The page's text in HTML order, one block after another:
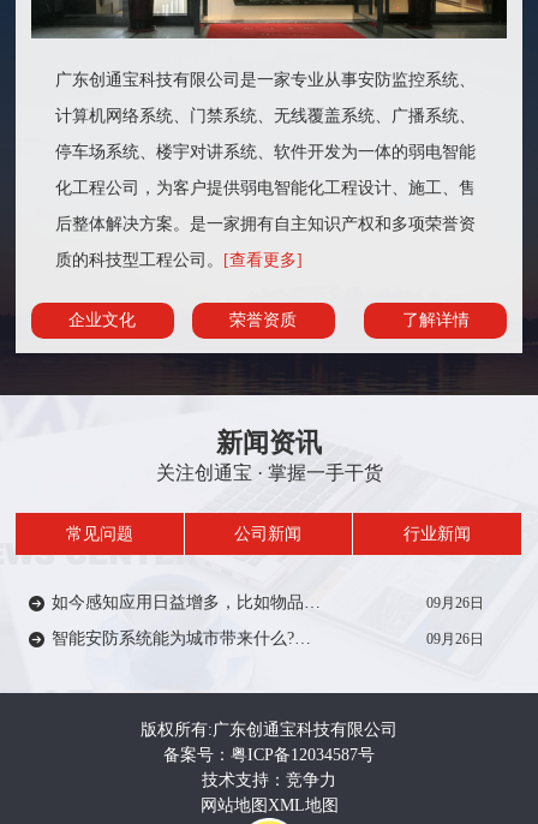
广东创通宝科技有限公司是一家专业从事安防监控系统、
计算机网络系统、门禁系统、无线覆盖系统、广播系统、
停车场系统、楼宇对讲系统、软件开发为一体的弱电智能
化工程公司，为客户提供弱电智能化工程设计、施工、售
后整体解决方案。是一家拥有自主知识产权和多项荣誉资
质的科技型工程公司。
[查看更多]
企业文化 荣誉资质 了解详情
新闻资讯
关注创通宝 · 掌握一手干货
常见问题 公司新闻 行业新闻
09月26日
09月26日
版权所有:广东创通宝科技有限公司
备案号：粤ICP备12034587号
技术支持：竞争力
网站地图 XML地图